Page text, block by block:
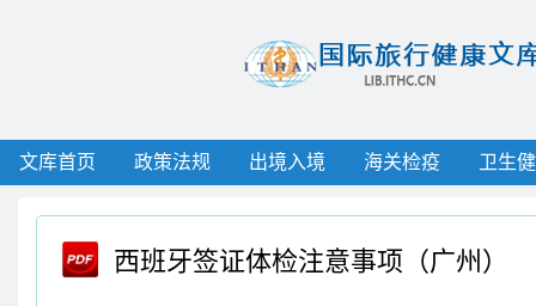
文库首页 政策法规 出境入境 海关检疫 卫生
西班牙签证体检注意事项（广州）